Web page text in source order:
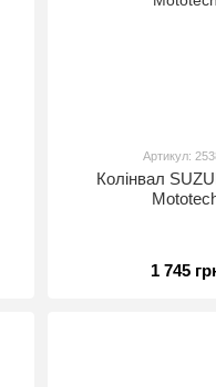
Артикул:
Колінвал
1 745